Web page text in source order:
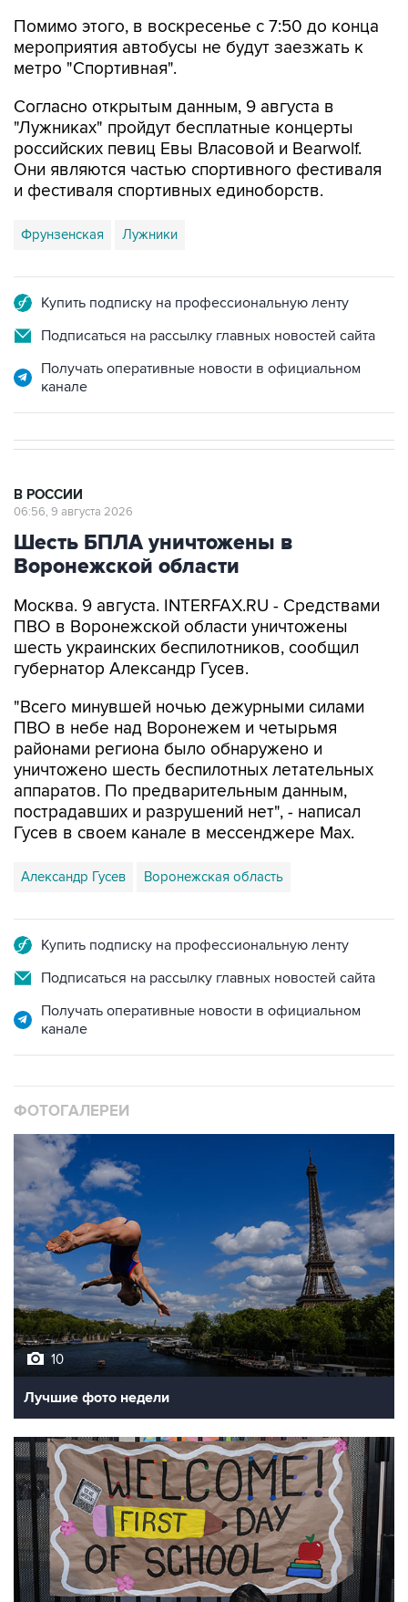
Помимо этого, в воскресенье с 7:50 до конца
мероприятия автобусы не будут заезжать к
метро "Спортивная".
Согласно открытым данным, 9 августа в
"Лужниках" пройдут бесплатные концерты
российских певиц Евы Власовой и Bearwolf.
Они являются частью спортивного фестиваля
и фестиваля спортивных единоборств.
Фрунзенская Лужники
Купить подписку на профессиональную ленту
Подписаться на рассылку главных новостей сайта
Получать оперативные новости в официальном
канале
В РОССИИ
06:56, 9 августа 2026
Шесть БПЛА уничтожены в
Воронежской области
Москва. 9 августа. INTERFAX.RU - Средствами
ПВО в Воронежской области уничтожены
шесть украинских беспилотников, сообщил
губернатор Александр Гусев.
"Всего минувшей ночью дежурными силами
ПВО в небе над Воронежем и четырьмя
районами региона было обнаружено и
уничтожено шесть беспилотных летательных
аппаратов. По предварительным данным,
пострадавших и разрушений нет", - написал
Гусев в своем канале в мессенджере Max.
Александр Гусев Воронежская область
Купить подписку на профессиональную ленту
Подписаться на рассылку главных новостей сайта
Получать оперативные новости в официальном
канале
ФОТОГАЛЕРЕИ
10
Лучшие фото недели